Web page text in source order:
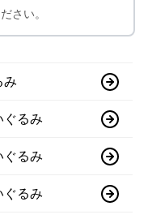
さい。
み
ぐるみ
ぐるみ
ぐるみ